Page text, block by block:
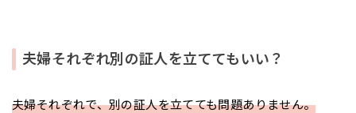
夫婦それぞれ別の証人を立ててもいい？
夫婦それぞれで、別の証人を立てても問題ありません。